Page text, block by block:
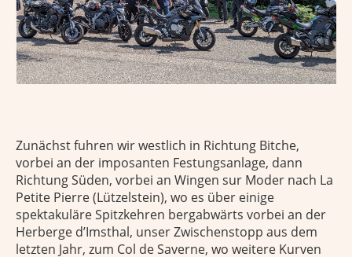
Zunächst fuhren wir westlich in Richtung Bitche,
vorbei an der imposanten Festungsanlage, dann
Richtung Süden, vorbei an Wingen sur Moder nach La
Petite Pierre (Lützelstein), wo es über einige
spektakuläre Spitzkehren bergabwärts vorbei an der
Herberge d’Imsthal, unser Zwischenstopp aus dem
letzten Jahr, zum Col de Saverne, wo weitere Kurven